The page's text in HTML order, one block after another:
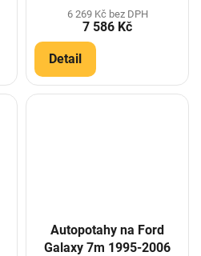
6 269 Kč bez DPH
7 586 Kč
Detail
Autopotahy na Ford
Galaxy 7m 1995-2006